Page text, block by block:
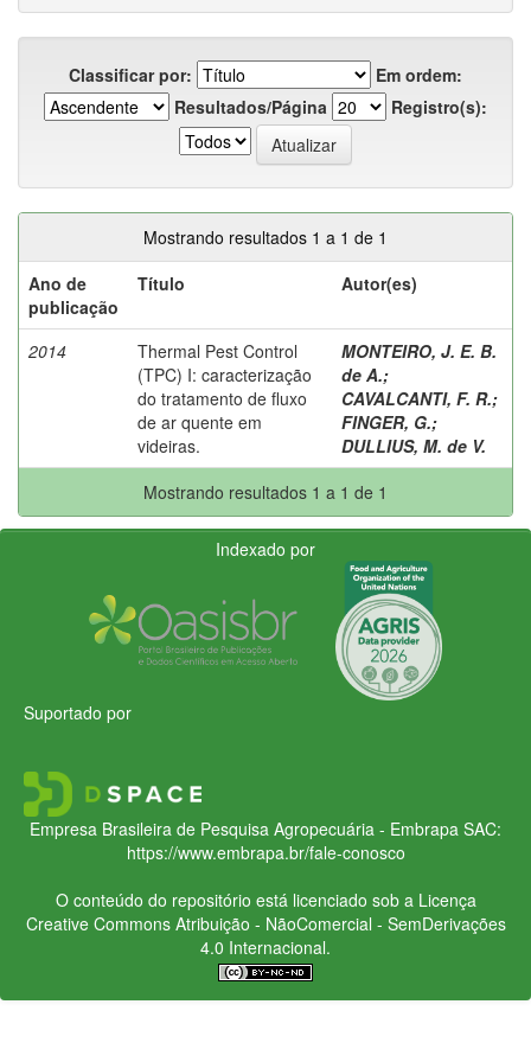
Classificar por:
Em ordem:
Resultados/Página
Registro(s):
Mostrando resultados 1 a 1 de 1
Ano de
publicação
Título Autor(es)
2014
Thermal Pest Control
(TPC) I: caracterização
do tratamento de fluxo
de ar quente em
videiras.
MONTEIRO, J. E. B.
de A.;
CAVALCANTI, F. R.;
FINGER, G.;
DULLIUS, M. de V.
Mostrando resultados 1 a 1 de 1
Indexado por
Suportado por
Empresa Brasileira de Pesquisa Agropecuária - Embrapa SAC:
https://www.embrapa.br/fale-conosco
O conteúdo do repositório está licenciado sob a Licença
Creative CommonsAtribuição - NãoComercial - SemDerivações
4.0 Internacional.